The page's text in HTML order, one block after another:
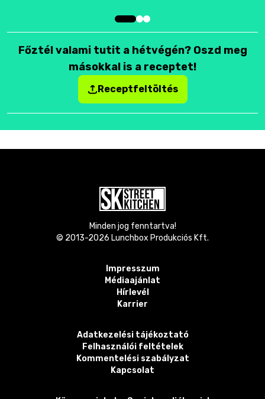
Főztél valami tutit a hétvégén? Oszd meg
másokkal is a receptet!
Receptfeltöltés
Minden jog fenntartva!
© 2013-2026 Lunchbox Produkciós Kft.
Impresszum
Médiaajánlat
Hírlevél
Karrier
Adatkezelési tájékoztató
Felhasználói feltételek
Kommentelési szabályzat
Kapcsolat